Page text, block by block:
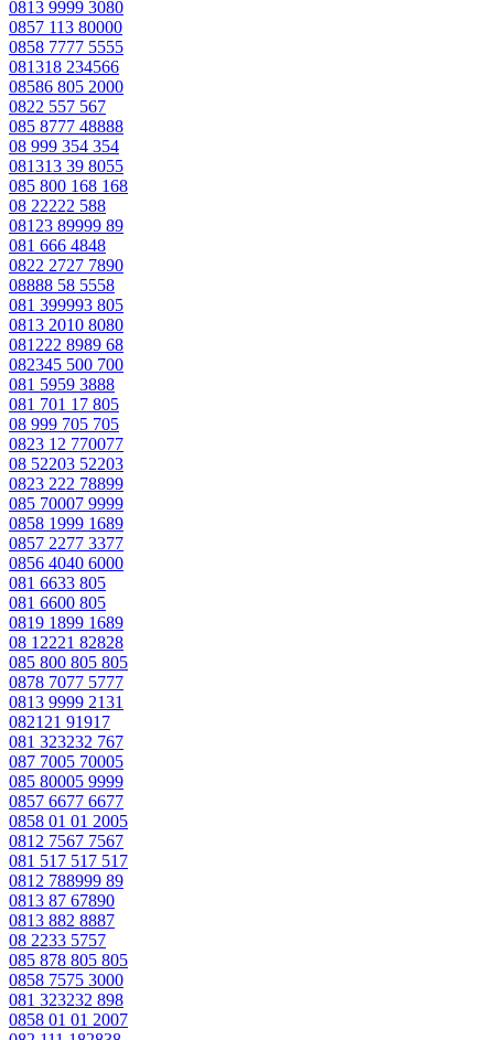
0813 9999 3080
0857 113 80000
0858 7777 5555
081318 234566
08586 805 2000
0822 557 567
085 8777 48888
08 999 354 354
081313 39 8055
085 800 168 168
08 22222 588
08123 89999 89
081 666 4848
0822 2727 7890
08888 58 5558
081 399993 805
0813 2010 8080
081222 8989 68
082345 500 700
081 5959 3888
081 701 17 805
08 999 705 705
0823 12 770077
08 52203 52203
0823 222 78899
085 70007 9999
0858 1999 1689
0857 2277 3377
0856 4040 6000
081 6633 805
081 6600 805
0819 1899 1689
08 12221 82828
085 800 805 805
0878 7077 5777
0813 9999 2131
082121 91917
081 323232 767
087 7005 70005
085 80005 9999
0857 6677 6677
0858 01 01 2005
0812 7567 7567
081 517 517 517
0812 788999 89
0813 87 67890
0813 882 8887
08 2233 5757
085 878 805 805
0858 7575 3000
081 323232 898
0858 01 01 2007